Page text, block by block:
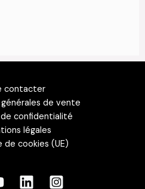
contacter
de vente
confidentialité
légales
de cookies (UE)